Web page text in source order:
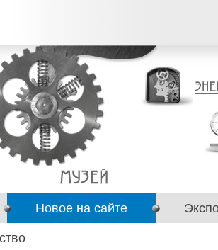
Новое на сайте